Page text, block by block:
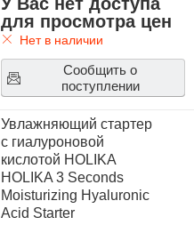
для просмотра цен
Нет в наличии
Сообщить о
поступлении
Увлажняющий стартер
с гиалуроновой
кислотой HOLIKA
HOLIKA 3 Seconds
Moisturizing Hyaluronic
Acid Starter